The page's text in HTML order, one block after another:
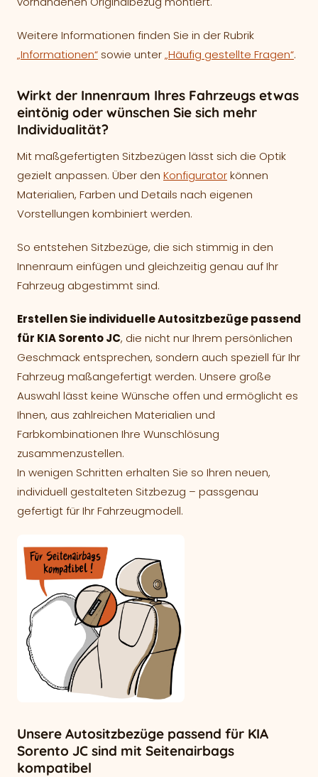
Weitere Informationen finden Sie in der Rubrik
„Informationen“ sowie unter„Häufig gestellte Fragen“.
Wirkt der Innenraum Ihres Fahrzeugs etwas
eintönig oder wünschen Sie sich mehr
Individualität?
Mit maßgefertigten Sitzbezügen lässt sich die Optik
gezielt anpassen. Über den Konfiguratorkönnen
Materialien, Farben und Details nach eigenen
Vorstellungen kombiniert werden.
So entstehen Sitzbezüge, die sich stimmig in den
Innenraum einfügen und gleichzeitig genau auf Ihr
Fahrzeug abgestimmt sind.
Erstellen Sie individuelle Autositzbezüge passend
für KIA Sorento JC, die nicht nur Ihrem persönlichen
Geschmack entsprechen, sondern auch speziell für Ihr
Fahrzeug maßangefertigt werden. Unsere große
Auswahl lässt keine Wünsche offen und ermöglicht es
Ihnen, aus zahlreichen Materialien und
Farbkombinationen Ihre Wunschlösung
zusammenzustellen.
In wenigen Schritten erhalten Sie so Ihren neuen,
individuell gestalteten Sitzbezug – passgenau
gefertigt für Ihr Fahrzeugmodell.
Unsere Autositzbezüge passend für KIA
Sorento JC sind mit Seitenairbags
kompatibel